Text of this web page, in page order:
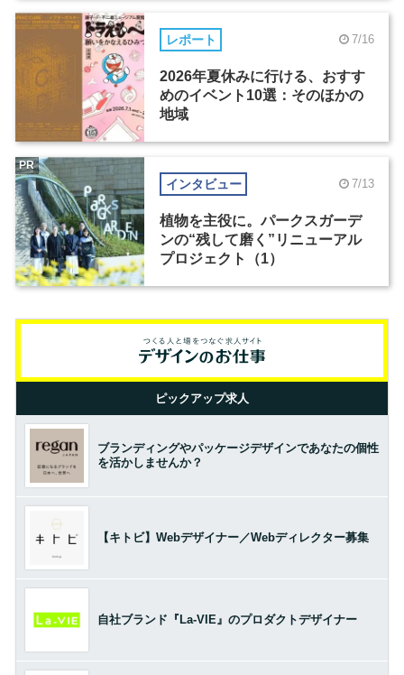
レポート 7/16
2026年夏休みに行ける、おすす
めのイベント10選：そのほかの
地域
インタビュー 7/13
植物を主役に。パークスガーデ
ンの“残して磨く”リニューアル
プロジェクト（1）
PR
ピックアップ求人
ブランディングやパッケージデザインであなたの個性
を活かしませんか？
【キトビ】Webデザイナー／Webディレクター募集
自社ブランド『La-VIE』のプロダクトデザイナー